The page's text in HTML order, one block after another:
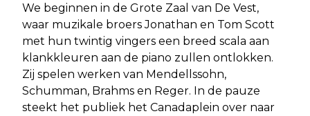
We beginnen in de Grote Zaal van De Vest,
waar muzikale broers Jonathan en Tom Scott
met hun twintig vingers een breed scala aan
klankkleuren aan de piano zullen ontlokken.
Zij spelen werken van Mendellssohn,
Schumman, Brahms en Reger. In de pauze
steekt het publiek het Canadaplein over naar